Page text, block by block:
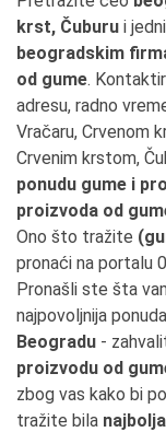
krst, Čuburu i
beogradskim
od gume.
adresu, radno
Vračaru, Crvenom
Crvenim krstom,
ponudu gume i
proizvoda od
Ono što tražite
pronaći na portalu
Pronašli ste šta
najpovoljnija
Beogradu -
proizvodu od
zbog vas kako bi
tražite bila